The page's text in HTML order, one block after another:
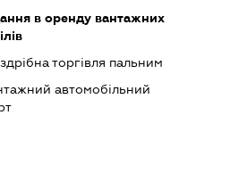
в оренду вантажних
торгівля пальним
автомобільний